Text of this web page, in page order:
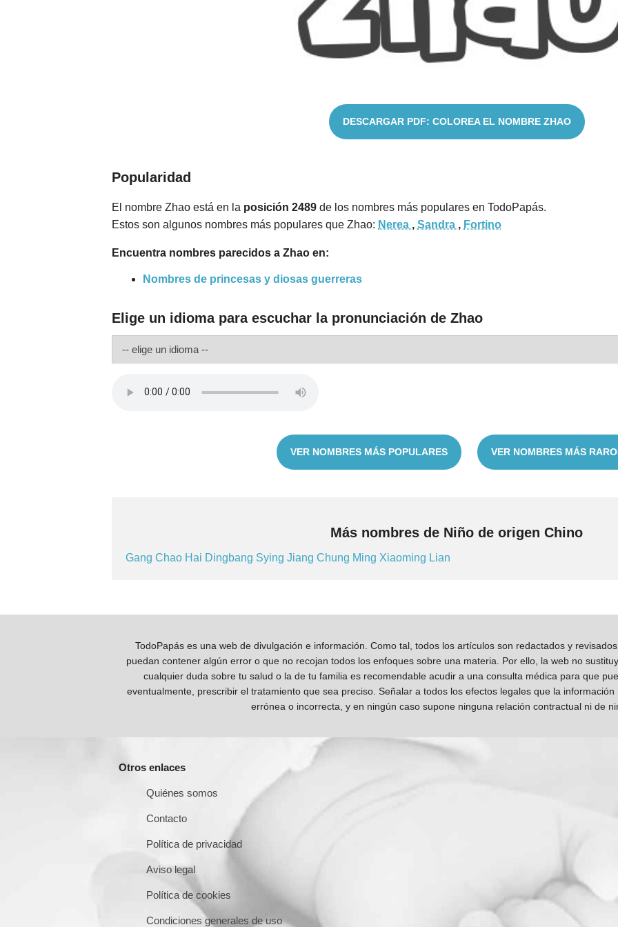
DESCARGAR PDF: COLOREA EL NOMBRE ZHAO
Popularidad
El nombre Zhao está en la posición 2489 de los nombres más populares en TodoPapás.
Estos son algunos nombres más populares que Zhao: Nerea , Sandra , Fortino
Encuentra nombres parecidos a Zhao en:
Nombres de princesas y diosas guerreras
Elige un idioma para escuchar la pronunciación de Zhao
VER NOMBRES MÁS POPULARES VER NOMBRES MÁS
Más nombres de Niño de origen Chino
Gang Chao Hai Dingbang Sying Jiang Chung Ming Xiaoming Lian
TodoPapás es una web de divulgación e información. Como tal, todos los artículos son redactados y
puedan contener algún error o que no recojan todos los enfoques sobre una materia. Por ello, la web no
cualquier duda sobre tu salud o la de tu familia es recomendable acudir a una consulta médica para que
eventualmente, prescribir el tratamiento que sea preciso. Señalar a todos los efectos legales que la
errónea o incorrecta, y en ningún caso supone ninguna relación contractual ni de
Otros enlaces
Quiénes somos
Contacto
Política de privacidad
Aviso legal
Política de cookies
Condiciones generales de uso